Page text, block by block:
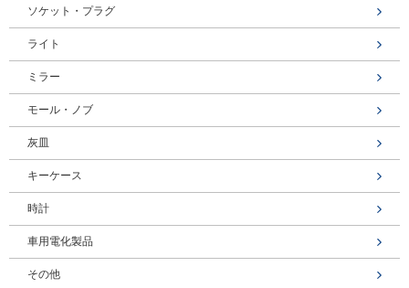
ソケット・プラグ
ライト
ミラー
モール・ノブ
灰皿
キーケース
時計
車用電化製品
その他